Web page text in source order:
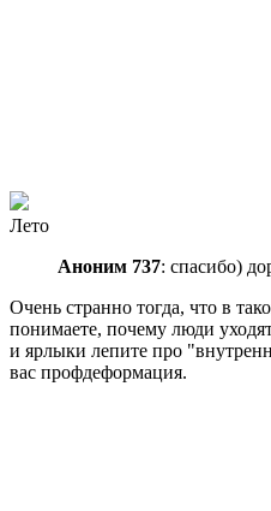
Лето
Аноним 737: спасибо)
Очень странно тогда, что в
понимаете, почему люди
и ярлыки лепите про
вас профдеформация.